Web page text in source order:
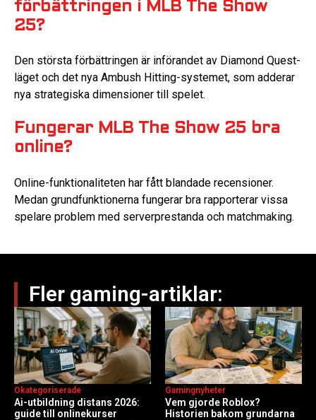
förbättringen i MLB The Show
25?
Den största förbättringen är införandet av Diamond Quest-
läget och det nya Ambush Hitting-systemet, som adderar
nya strategiska dimensioner till spelet.
Fungerar MLB The Show 25 bra
online?
Online-funktionaliteten har fått blandade recensioner.
Medan grundfunktionerna fungerar bra rapporterar vissa
spelare problem med serverprestanda och matchmaking.
Fler gaming-artiklar:
Ai-utbildning distans 2026:
guide till onlinekurser
Okategoriserade
Vem gjorde Roblox?
Historien bakom grundarna
Gamingnyheter